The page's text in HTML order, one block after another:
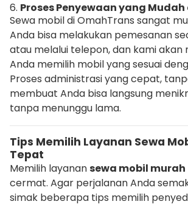
6. Proses Penyewaan yang
Sewa mobil di OmahTrans sangat
Anda bisa melakukan pemesanan
atau melalui telepon, dan kami
Anda memilih mobil yang sesuai
Proses administrasi yang cepat,
membuat Anda bisa langsung
tanpa menunggu lama.
Tips Memilih Layanan Sewa
Tepat
Memilih layanansewa mobil murah
cermat. Agar perjalanan Anda
simak beberapa tips memilih